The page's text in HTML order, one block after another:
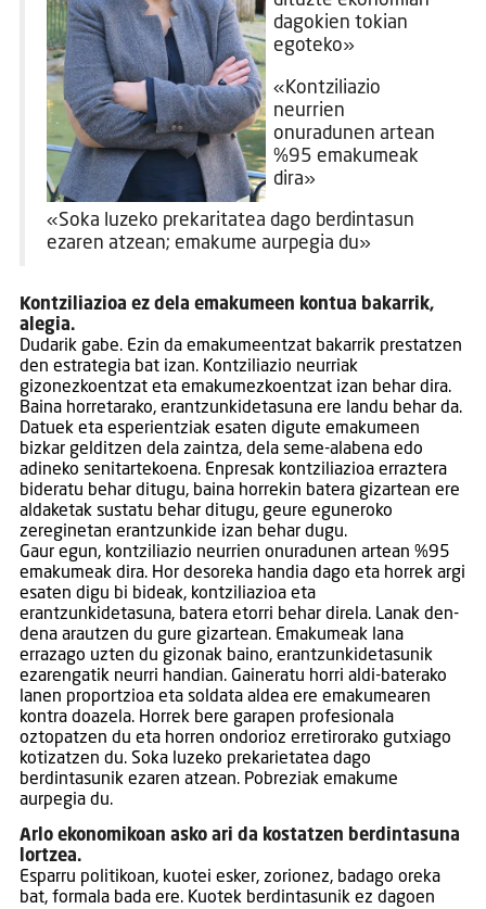
dagokien tokian
egoteko»
«Kontziliazio
neurrien
onuradunen artean
%95 emakumeak
dira»
«Soka luzeko prekaritatea dago berdintasun
ezaren atzean; emakume aurpegia du»
Kontziliazioa ez dela emakumeen kontua bakarrik,
alegia.
Dudarik gabe. Ezin da emakumeentzat bakarrik prestatzen
den estrategia bat izan. Kontziliazio neurriak
gizonezkoentzat eta emakumezkoentzat izan behar dira.
Baina horretarako, erantzunkidetasuna ere landu behar da.
Datuek eta esperientziak esaten digute emakumeen
bizkar gelditzen dela zaintza, dela seme-alabena edo
adineko senitartekoena. Enpresak kontziliazioa erraztera
bideratu behar ditugu, baina horrekin batera gizartean ere
aldaketak sustatu behar ditugu, geure eguneroko
zereginetan erantzunkide izan behar dugu.
Gaur egun, kontziliazio neurrien onuradunen artean %95
emakumeak dira. Hor desoreka handia dago eta horrek argi
esaten digu bi bideak, kontziliazioa eta
erantzunkidetasuna, batera etorri behar direla. Lanak den-
dena arautzen du gure gizartean. Emakumeak lana
errazago uzten du gizonak baino, erantzunkidetasunik
ezarengatik neurri handian. Gaineratu horri aldi-baterako
lanen proportzioa eta soldata aldea ere emakumearen
kontra doazela. Horrek bere garapen profesionala
oztopatzen du eta horren ondorioz erretirorako gutxiago
kotizatzen du. Soka luzeko prekarietatea dago
berdintasunik ezaren atzean. Pobreziak emakume
aurpegia du.
Arlo ekonomikoan asko ari da kostatzen berdintasuna
lortzea.
Esparru politikoan, kuotei esker, zorionez, badago oreka
bat, formala bada ere. Kuotek berdintasunik ez dagoen